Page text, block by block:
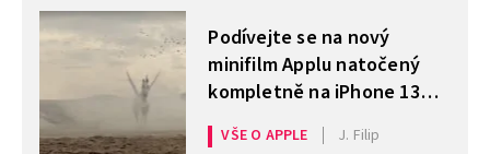
MOHLO BY VÁS ZAJÍMAT
Podívejte se na nový
minifilm Applu natočený
kompletně na iPhone 13
Pro
VŠE O APPLE J. Filip